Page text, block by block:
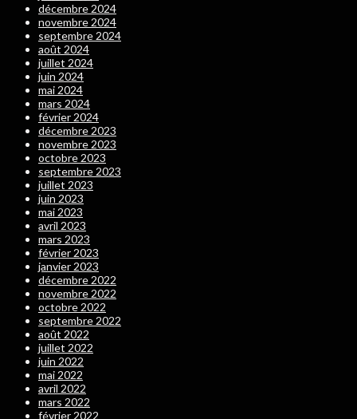
décembre 2024
novembre 2024
septembre 2024
août 2024
juillet 2024
juin 2024
mai 2024
mars 2024
février 2024
décembre 2023
novembre 2023
octobre 2023
septembre 2023
juillet 2023
juin 2023
mai 2023
avril 2023
mars 2023
février 2023
janvier 2023
décembre 2022
novembre 2022
octobre 2022
septembre 2022
août 2022
juillet 2022
juin 2022
mai 2022
avril 2022
mars 2022
février 2022